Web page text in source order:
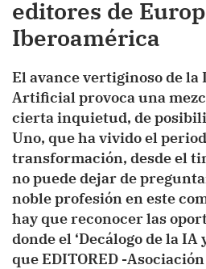
editores de
Iberoamérica
El avance vertiginoso de
Artificial provoca una
cierta inquietud, de
Uno, que ha vivido el
transformación, desde el
no puede dejar de
noble profesión en este
hay que reconocer las
donde el ‘Decálogo de la IA
que EDITORED -